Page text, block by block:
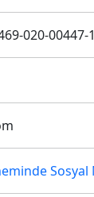
020-00447-1
Sosyal